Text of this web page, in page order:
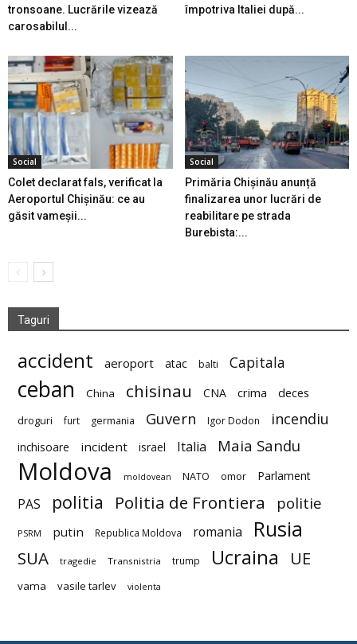
tronsoane. Lucrările vizează
carosabilul...
împotriva Italiei după...
Social
Colet declarat fals, verificat la
Aeroportul Chișinău: ce au
găsit vameșii...
Social
Primăria Chișinău anunță
finalizarea unor lucrări de
reabilitare pe strada
Burebista:...
Taguri
accident aeroport atac balti Capitala
ceban China chisinau CNA crima deces
droguri furt germania Guvern Igor Dodon incendiu
inchisoare incident israel Italia Maia Sandu
Moldova moldovean NATO omor Parlament
PAS politia Politia de Frontiera politie
PSRM putin Republica Moldova romania Rusia
SUA tragedie Transnistria trump Ucraina UE
vama vasile tarlev violenta